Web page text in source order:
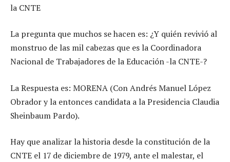
la CNTE
La pregunta que muchos se hacen es: ¿Y quién revivió al
monstruo de las mil cabezas que es la Coordinadora
Nacional de Trabajadores de la Educación -la CNTE-?
La Respuesta es: MORENA (Con Andrés Manuel López
Obrador y la entonces candidata a la Presidencia Claudia
Sheinbaum Pardo).
Hay que analizar la historia desde la constitución de la
CNTE el 17 de diciembre de 1979, ante el malestar, el